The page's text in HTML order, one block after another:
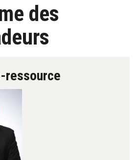
des
ressource